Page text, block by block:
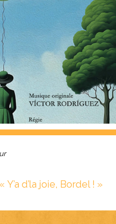
Y’a d’la joie, Bordel ! »